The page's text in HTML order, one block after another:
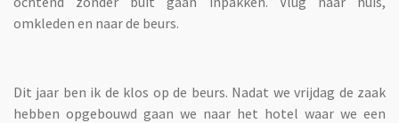
omkleden en naar de beurs.
Dit jaar ben ik de klos op de beurs. Nadat we vrijdag de zaak
hebben opgebouwd gaan we naar het hotel waar we een